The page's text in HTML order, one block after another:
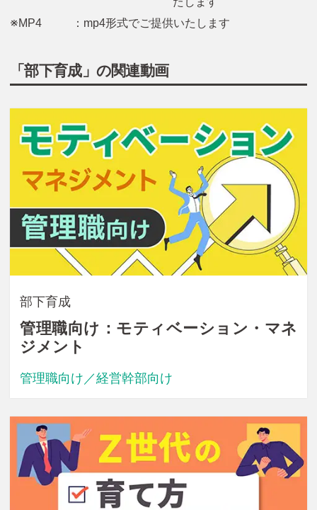
※MP4
：mp4形式でご提供いたします
「部下育成」の関連動画
部下育成
管理職向け：モティベーション・マネ
ジメント
管理職向け／経営幹部向け